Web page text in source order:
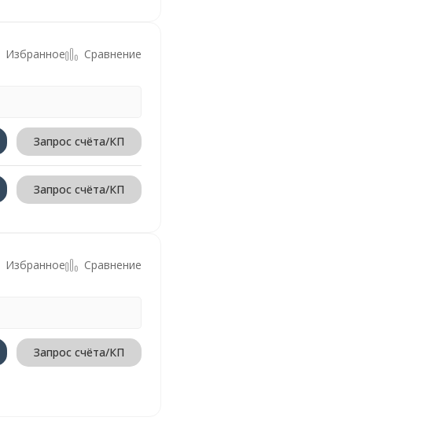
Избранное Сравнение
Запрос счёта/КП
Запрос счёта/КП
Избранное Сравнение
Запрос счёта/КП